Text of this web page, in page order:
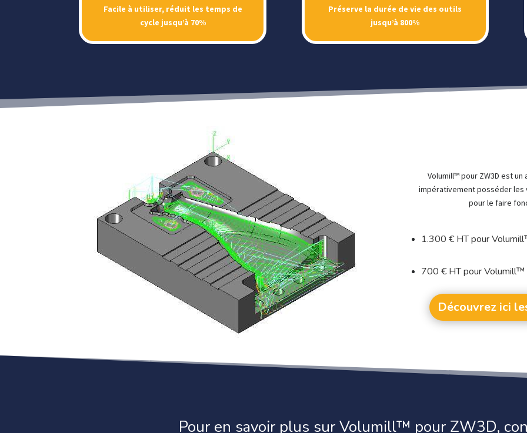
Facile à utiliser, réduit les temps de
cycle jusqu’à 70%
Préserve la durée de vie des outils
jusqu’à 800%
Volumill™ pour ZW3D est
impérativement posséder les
pour le faire
1.300 € HT pour
700 € HT pour Volumill™
Découvrez ici
Pour en savoir plus sur Volumill™ pour ZW3D,